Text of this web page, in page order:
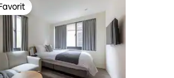
Favorit.